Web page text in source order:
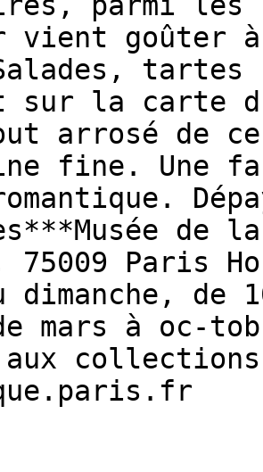
vient goûter
tartes
sur la carte
arrosé de
fine. Une
de
75009 Paris
dimanche,
mars à oc-
collections